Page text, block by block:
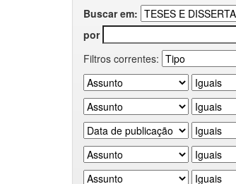
Buscar em:
por
Filtros correntes: